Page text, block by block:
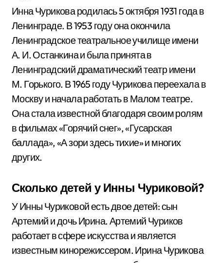
Инна Чурикова родилась 5 октября 1931 года в
Ленинграде. В 1953 году она окончила
Ленинградское театральное училище имени
А. И. Останкина и была принята в
Ленинградский драматический театр имени
М. Горького. В 1965 году Чурикова переехала в
Москву и начала работать в Малом театре.
Она стала известной благодаря своим ролям
в фильмах «Горячий снег», «Гусарская
баллада», «А зори здесь тихие» и многих
других.
Сколько детей у Инны Чуриковой?
У Инны Чуриковой есть двое детей: сын
Артемий и дочь Ирина. Артемий Чуриков
работает в сфере искусства и является
известным кинорежиссером. Ирина Чурикова